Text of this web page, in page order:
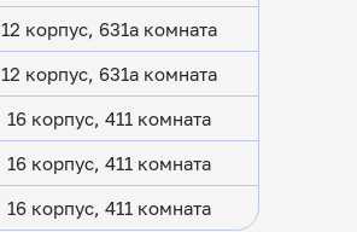
12 корпус, 631а комната
12 корпус, 631а комната
16 корпус, 411 комната
16 корпус, 411 комната
16 корпус, 411 комната